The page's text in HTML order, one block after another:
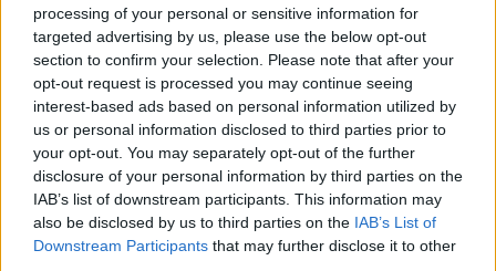
processing of your personal or sensitive information for
targeted advertising by us, please use the below opt-out
section to confirm your selection. Please note that after your
opt-out request is processed you may continue seeing
interest-based ads based on personal information utilized by
us or personal information disclosed to third parties prior to
your opt-out. You may separately opt-out of the further
disclosure of your personal information by third parties on the
IAB’s list of downstream participants. This information may
also be disclosed by us to third parties on the IAB’s List of
Downstream Participants that may further disclose it to other
Droopy
2002-11-4 10:28:55 PM
szeva, én már végeztem, nemtom rám gondolsz-e:))Amugy valszeg
veszek egy ilyen telcsit az öcsémnek, neki pont jo lesz, nagyon kicsi,
nagyon könnyu, polifonikus csengõhangok, játékok...
szeva